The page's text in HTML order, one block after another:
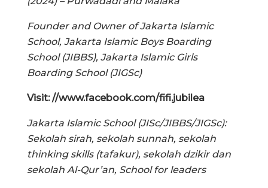
Founder and Owner of Jakarta Islamic
School, Jakarta Islamic Boys Boarding
School (JIBBS), Jakarta Islamic Girls
Boarding School (JIGSc)
Visit: //www.facebook.com/fifi.jubilea
Jakarta Islamic School (JISc/JIBBS/JIGSc):
Sekolah sirah, sekolah sunnah, sekolah
thinking skills (tafakur), sekolah dzikir dan
sekolah Al-Qur’an, School for leaders